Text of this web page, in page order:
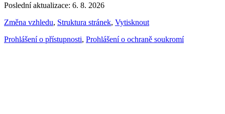
Poslední aktualizace: 6. 8. 2026
Změna vzhledu, Struktura stránek, Vytisknout
Prohlášení o přístupnosti, Prohlášení o ochraně soukromí